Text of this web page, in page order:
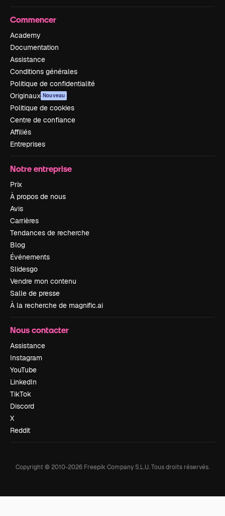
Commencer
Academy
Documentation
Assistance
Conditions générales
Politique de confidentialité
Originaux Nouveau
Politique de cookies
Centre de confiance
Affiliés
Entreprises
Notre entreprise
Prix
À propos de nous
Avis
Carrières
Tendances de recherche
Blog
Événements
Slidesgo
Vendre mon contenu
Salle de presse
À la recherche de magnific.ai
Nous contacter
Assistance
Instagram
YouTube
LinkedIn
TikTok
Discord
X
Reddit
Copyright © 2010-2026 Freepik Company S.L.U.Tous droits réservés.